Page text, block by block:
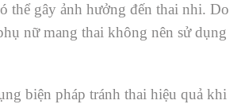
thể gây ảnh hưởng đến thai nhi. Do
nữ mang thai không nên sử dụng
biện pháp tránh thai hiệu quả khi